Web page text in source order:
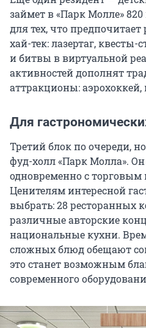
займет в «Парк Молле»
для тех, что предпочитает
хай-тек: лазертаг,
и битвы в виртуальной
активностей дополнят
аттракционы:
Для
Третий блок по очереди,
фуд-холл «Парк Молла». Он
одновременно с торговым
Ценителям интересной
выбрать: 28 ресторанных
различные авторские
национальные кухни.
сложных блюд обещают
это станет возможным
современного